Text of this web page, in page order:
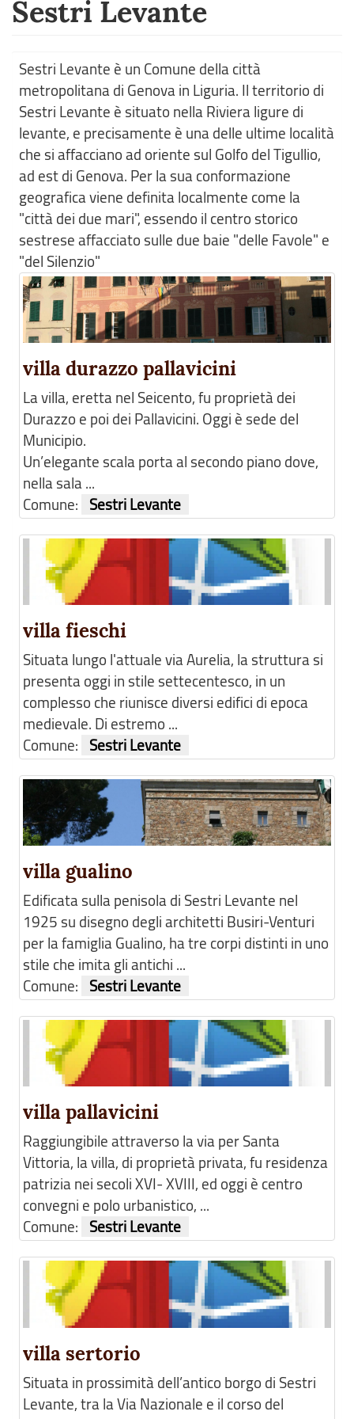
Sestri Levante
Sestri Levante è un Comune della città
metropolitana di Genova in Liguria. Il territorio di
Sestri Levante è situato nella Riviera ligure di
levante, e precisamente è una delle ultime località
che si affacciano ad oriente sul Golfo del Tigullio,
ad est di Genova. Per la sua conformazione
geografica viene definita localmente come la
"città dei due mari", essendo il centro storico
sestrese affacciato sulle due baie "delle Favole" e
"del Silenzio"
villa durazzo pallavicini
La villa, eretta nel Seicento, fu proprietà dei
Durazzo e poi dei Pallavicini. Oggi è sede del
Municipio.
Un’elegante scala porta al secondo piano dove,
nella sala ...
Comune:
Sestri Levante
villa fieschi
Situata lungo l'attuale via Aurelia, la struttura si
presenta oggi in stile settecentesco, in un
complesso che riunisce diversi edifici di epoca
medievale. Di estremo ...
Comune:
Sestri Levante
villa gualino
Edificata sulla penisola di Sestri Levante nel
1925 su disegno degli architetti Busiri-Venturi
per la famiglia Gualino, ha tre corpi distinti in uno
stile che imita gli antichi ...
Comune:
Sestri Levante
villa pallavicini
Raggiungibile attraverso la via per Santa
Vittoria, la villa, di proprietà privata, fu residenza
patrizia nei secoli XVI- XVIII, ed oggi è centro
convegni e polo urbanistico, ...
Comune:
Sestri Levante
villa sertorio
Situata in prossimità dell’antico borgo di Sestri
Levante, tra la Via Nazionale e il corso del